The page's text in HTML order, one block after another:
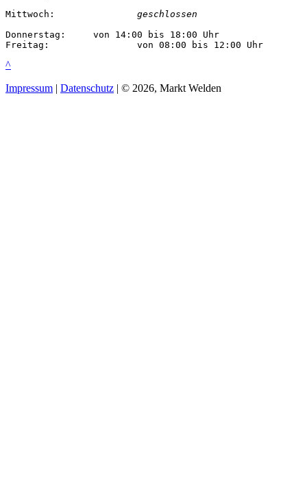
geschlossen
Donnerstag:	von 14:00 bis 18:00 Uhr
Freitag:		von 08:00 bis 12:00 Uhr
^
Impressum | Datenschutz | © 2026, Markt Welden